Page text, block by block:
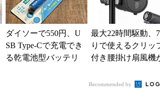
ダイソーで550円、U
SB Type-Cで充電でき
る乾電池型バッテリ
最大22時間駆動、
りで使えるクリッ
付き腰掛け扇風機
Recommended by